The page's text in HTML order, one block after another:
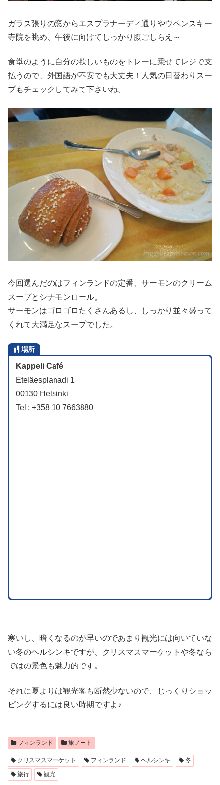
ガラス張りの窓からエスプラナーディ通りやウペンスキー
寺院を眺め、午後に向けてしっかり腹ごしらえ～
食堂のように自分の欲しいものをトレーに乗せてレジで支
払うので、外国語が不安でも大丈夫！人気の日替わりスー
プもチェックしてみて下さいね。
今回選んだのはフィンランドの定番、サーモンのクリーム
スープとシナモンロール。
サーモンはゴロゴロたくさんあるし、しっかり並々盛って
くれて大満足なスープでした。
場所
Kappeli Café
Eteläesplanadi 1
00130 Helsinki
Tel : +358 10 7663880
寒いし、暗くなるのが早いのであまり観光には向いていな
い冬のヘルシンキですが、クリスマスマーケットや冬なら
ではの景色も魅力的です。
それに夏よりは観光客も断然少ないので、じっくりショッ
ピングするには良い時期ですよ♪
フィンランド 旅ノート
クリスマスマーケット フィンランド ヘルシンキ
冬
旅行
観光